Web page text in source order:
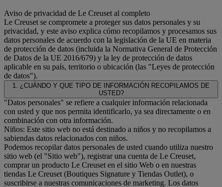
Aviso de privacidad de Le Creuset al completo
Le Creuset se compromete a proteger sus datos personales y su
privacidad, y este aviso explica cómo recopilamos y procesamos sus
datos personales de acuerdo con la legislación de la UE en materia
de protección de datos (incluida la Normativa General de Protección
de Datos de la UE 2016/679) y la ley de protección de datos
aplicable en su país, territorio o ubicación (las "Leyes de protección
de datos").
1. ¿CUÁNDO Y QUE TIPO DE INFORMACIÓN RECOPILAMOS DE
USTED?
"Datos personales" se refiere a cualquier información relacionada
con usted y que nos permita identificarlo, ya sea directamente o en
combinación con otra información.
Niños: Este sitio web no está destinado a niños y no recopilamos a
sabiendas datos relacionados con niños.
Podemos recopilar datos personales de usted cuando utiliza nuestro
sitio web (el "Sitio web"), registrar una cuenta de Le Creuset,
comprar un producto Le Creuset en el sitio Web o en nuestras
tiendas Le Creuset (Boutiques Signature y Tiendas Outlet), o
suscribirse a nuestras comunicaciones de marketing. Los datos